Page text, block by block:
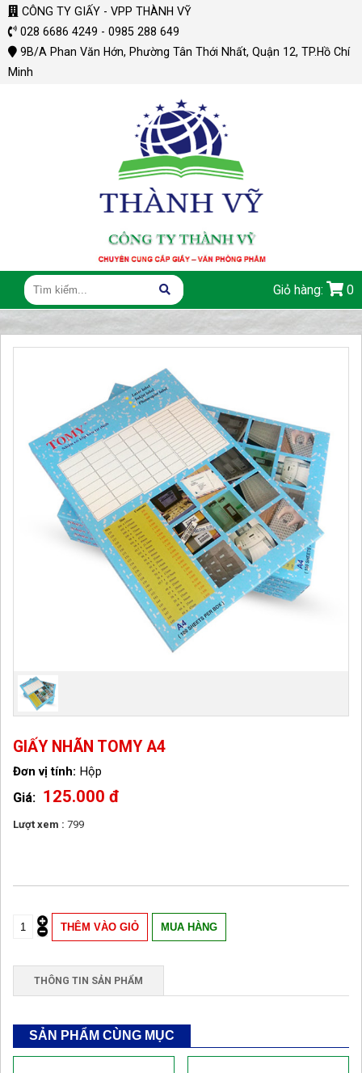
CÔNG TY GIẤY - VPP THÀNH VỸ
028 6686 4249 - 0985 288 649
9B/A Phan Văn Hớn, Phường Tân Thới Nhất, Quận 12, TP.Hồ Chí
Minh
Giỏ hàng: 0
GIẤY NHÃN TOMY A4
Hộp
125.000 đ
Lượt xem : 799
THÔNG TIN SẢN PHẨM
SẢN PHẨM CÙNG MỤC